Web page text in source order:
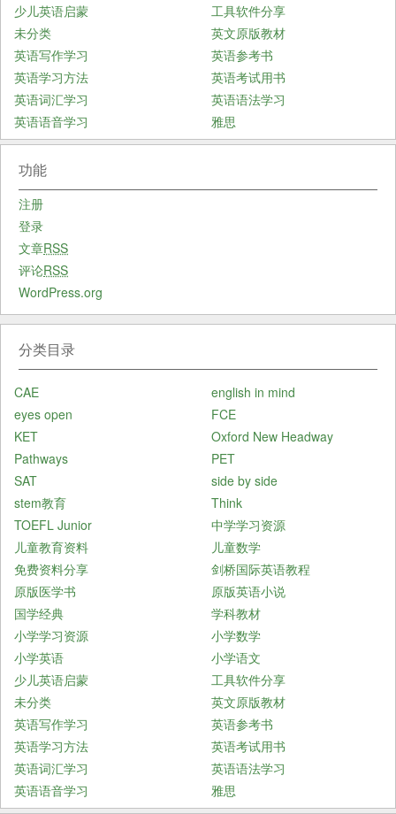
少儿英语启蒙
工具软件分享
未分类
英文原版教材
英语写作学习
英语参考书
英语学习方法
英语考试用书
英语词汇学习
英语语法学习
英语语音学习
雅思
功能
注册
登录
文章RSS
评论RSS
WordPress.org
分类目录
CAE
english in mind
eyes open
FCE
KET
Oxford New Headway
Pathways
PET
SAT
side by side
stem教育
Think
TOEFL Junior
中学学习资源
儿童教育资料
儿童数学
免费资料分享
剑桥国际英语教程
原版医学书
原版英语小说
国学经典
学科教材
小学学习资源
小学数学
小学英语
小学语文
少儿英语启蒙
工具软件分享
未分类
英文原版教材
英语写作学习
英语参考书
英语学习方法
英语考试用书
英语词汇学习
英语语法学习
英语语音学习
雅思